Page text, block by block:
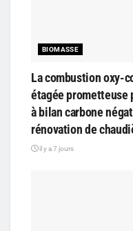
BIOMASSE
La combustion oxy-
étagée prometteuse
à bilan carbone
rénovation de
il y a 7 jours